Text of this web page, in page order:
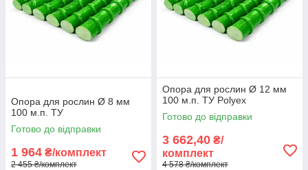
Опора для рослин Ø 8 мм
100 м.п. ТУ
Готово до відправки
1 964 ₴/комплект
2 455 ₴/комплект
Опора для рослин Ø 12 мм
100 м.п. ТУ Polyex
Готово до відправки
3 662,40 ₴/
комплект
4 578 ₴/комплект